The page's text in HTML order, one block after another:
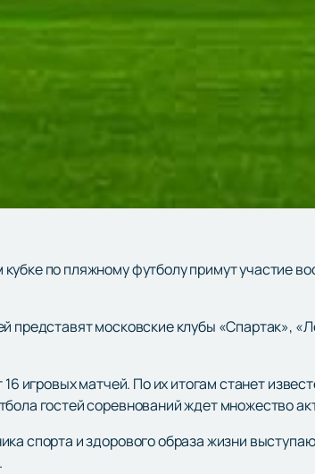
по пляжному футболу примут участие
представят московские клубы «Спартак»,
16 игровых матчей. По их итогам станет
гостей соревнований ждет множество
спорта и здорового образа жизни